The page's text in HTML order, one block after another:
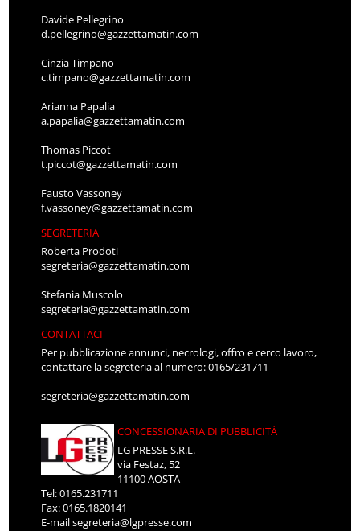
Davide Pellegrino
d.pellegrino@gazzettamatin.com
Cinzia Timpano
c.timpano@gazzettamatin.com
Arianna Papalia
a.papalia@gazzettamatin.com
Thomas Piccot
t.piccot@gazzettamatin.com
Fausto Vassoney
f.vassoney@gazzettamatin.com
SEGRETERIA
Roberta Prodoti
segreteria@gazzettamatin.com
Stefania Muscolo
segreteria@gazzettamatin.com
CONTATTACI
Per pubblicazione annunci, necrologi, offro e cerco lavoro,
contattare la segreteria al numero: 0165/231711
segreteria@gazzettamatin.com
CONCESSIONARIA DI PUBBLICITÀ
LG PRESSE S.R.L.
via Festaz, 52
11100 AOSTA
Tel: 0165.231711
Fax: 0165.1820141
E-mailsegreteria@lgpresse.com